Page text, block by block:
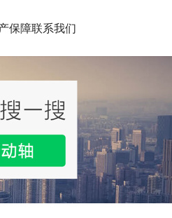
保障联系我们